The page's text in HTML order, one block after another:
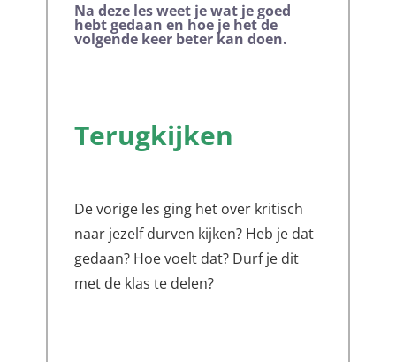
Na deze lesweet je wat je goed
hebt gedaan en hoe je het de
volgende keer beter kan doen.
Terugkijken
De vorige les ging het over kritisch
naar jezelf durven kijken? Heb je dat
gedaan? Hoe voelt dat? Durf je dit
met de klas te delen?